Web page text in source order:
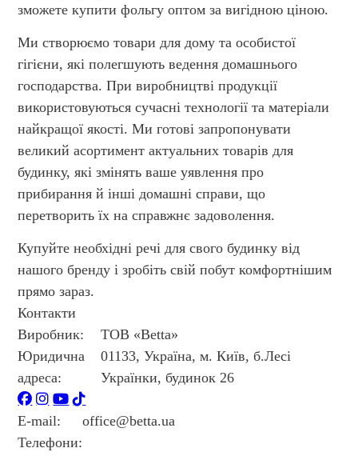
зможете купити фольгу оптом за вигідною ціною.
Ми створюємо товари для дому та особистої
гігієни, які полегшують ведення домашнього
господарства. При виробництві продукції
використовуються сучасні технології та матеріали
найкращої якості. Ми готові запропонувати
великий асортимент актуальних товарів для
будинку, які змінять ваше уявлення про
прибирання й інші домашні справи, що
перетворить їх на справжнє задоволення.
Купуйте необхідні речі для свого будинку від
нашого бренду і зробіть свій побут комфортнішим
прямо зараз.
Контакти
Виробник:
ТОВ «Betta»
Юридична
адреса:
01133, Україна, м. Київ, б.Лесі
Українки, будинок 26
E-mail:
office@betta.ua
Телефони: